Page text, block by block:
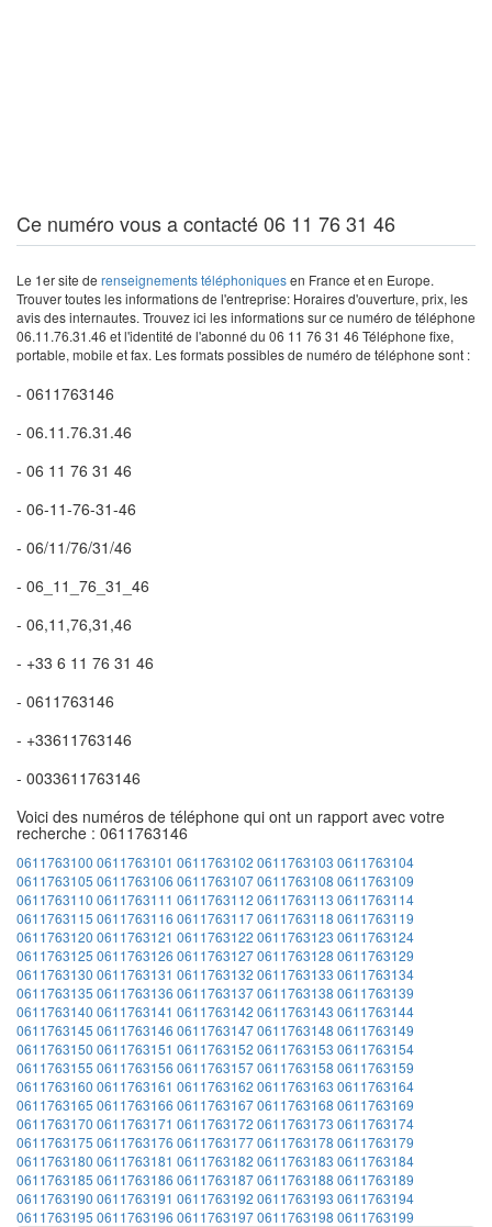
Ce numéro vous a contacté 06 11 76 31 46
Le 1er site de renseignements téléphoniquesen France et en Europe.
Trouver toutes les informations de l'entreprise: Horaires d'ouverture, prix, les
avis des internautes. Trouvez ici les informations sur ce numéro de téléphone
06.11.76.31.46 et l'identité de l'abonné du 06 11 76 31 46 Téléphone fixe,
portable, mobile et fax. Les formats possibles de numéro de téléphone sont :
- 0611763146
- 06.11.76.31.46
- 06 11 76 31 46
- 06-11-76-31-46
- 06/11/76/31/46
- 06_11_76_31_46
- 06,11,76,31,46
- +33 6 11 76 31 46
- 0611763146
- +33611763146
- 0033611763146
Voici des numéros de téléphone qui ont un rapport avec votre
recherche : 0611763146
0611763100 0611763101 0611763102 0611763103 0611763104
0611763105 0611763106 06117631070611763108 0611763109
0611763110 0611763111 0611763112 0611763113 0611763114
0611763115 0611763116 06117631170611763118 0611763119
0611763120 0611763121 0611763122 0611763123 0611763124
0611763125 0611763126 06117631270611763128 0611763129
0611763130 0611763131 0611763132 0611763133 0611763134
0611763135 0611763136 06117631370611763138 0611763139
0611763140 0611763141 0611763142 0611763143 0611763144
0611763145 0611763146 06117631470611763148 0611763149
0611763150 0611763151 0611763152 0611763153 0611763154
0611763155 0611763156 06117631570611763158 0611763159
0611763160 0611763161 0611763162 0611763163 0611763164
0611763165 0611763166 06117631670611763168 0611763169
0611763170 0611763171 0611763172 0611763173 0611763174
0611763175 0611763176 06117631770611763178 0611763179
0611763180 0611763181 0611763182 0611763183 0611763184
0611763185 0611763186 06117631870611763188 0611763189
0611763190 0611763191 0611763192 0611763193 0611763194
0611763195 0611763196 06117631970611763198 0611763199